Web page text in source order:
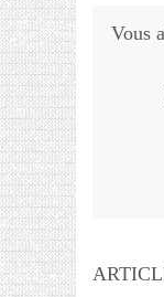
Vous